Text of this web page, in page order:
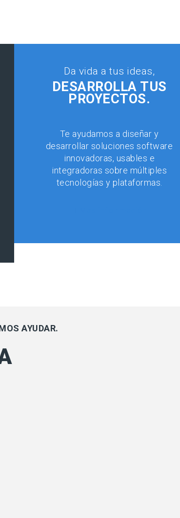
Da vida a tus ideas,
DESARROLLA TUS
PROYECTOS.
Te ayudamos a diseñar y
desarrollar soluciones software
innovadoras, usables e
integradoras sobre múltiples
tecnologías y plataformas.
AYUDAR.